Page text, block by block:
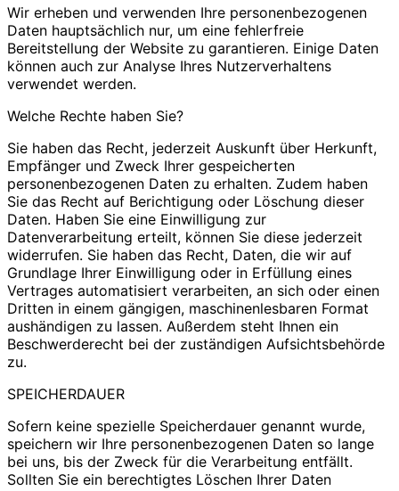
Wir erheben und verwenden Ihre personenbezogenen
Daten hauptsächlich nur, um eine fehlerfreie
Bereitstellung der Website zu garantieren. Einige Daten
können auch zur Analyse Ihres Nutzerverhaltens
verwendet werden.
Welche Rechte haben Sie?
Sie haben das Recht, jederzeit Auskunft über Herkunft,
Empfänger und Zweck Ihrer gespeicherten
personenbezogenen Daten zu erhalten. Zudem haben
Sie das Recht auf Berichtigung oder Löschung dieser
Daten. Haben Sie eine Einwilligung zur
Datenverarbeitung erteilt, können Sie diese jederzeit
widerrufen. Sie haben das Recht, Daten, die wir auf
Grundlage Ihrer Einwilligung oder in Erfüllung eines
Vertrages automatisiert verarbeiten, an sich oder einen
Dritten in einem gängigen, maschinenlesbaren Format
aushändigen zu lassen. Außerdem steht Ihnen ein
Beschwerderecht bei der zuständigen Aufsichtsbehörde
zu.
SPEICHERDAUER
Sofern keine spezielle Speicherdauer genannt wurde,
speichern wir Ihre personenbezogenen Daten so lange
bei uns, bis der Zweck für die Verarbeitung entfällt.
Sollten Sie ein berechtigtes Löschen Ihrer Daten